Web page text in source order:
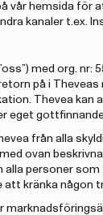
vår hemsida för
kanaler t.ex.
med org.
på i
Thevea kan
eget
från alla
ovan
personer
kränka någon